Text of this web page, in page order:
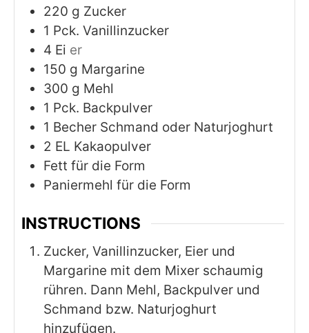
220 g Zucker
1 Pck. Vanillinzucker
4 Ei er
150 g Margarine
300 g Mehl
1 Pck. Backpulver
1 Becher Schmand oder Naturjoghurt
2 EL Kakaopulver
Fett für die Form
Paniermehl für die Form
INSTRUCTIONS
Zucker, Vanillinzucker, Eier und
Margarine mit dem Mixer schaumig
rühren. Dann Mehl, Backpulver und
Schmand bzw. Naturjoghurt
hinzufügen.